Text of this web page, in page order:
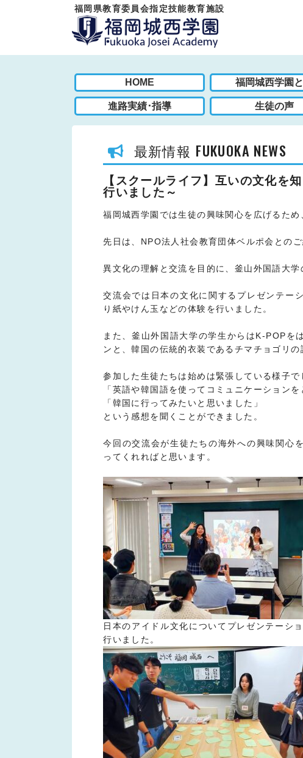
福岡県教育委員会指定技能教育施設
HOME 福岡城西学園
進路実績･指導 生徒の声
最新情報 FUKUOKA NEWS
【スクールライフ】互いの文化を
行いました～
福岡城西学園では生徒の興味関心を広げるため
先日は、NPO法人社会教育団体ベルポ会との
異文化の理解と交流を目的に、釜山外国語大
交流会では日本の文化に関するプレゼンテー
り紙やけん玉などの体験を行いました。
また、釜山外国語大学の学生からはK-POPを
ンと、韓国の伝統的衣装であるチマチョゴリの
参加した生徒たちは始めは緊張している様子で
「英語や韓国語を使ってコミュニケーション
「韓国に行ってみたいと思いました」
という感想を聞くことができました。
今回の交流会が生徒たちの海外への興味関心
ってくれればと思います。
日本のアイドル文化についてプレゼンテーシ
行いました。